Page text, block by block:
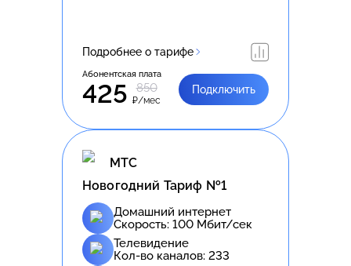
Подробнее о тарифе
Абонентская плата
425 850
₽/мес
Подключить
МТС
Новогодний Тариф №1
Домашний интернет
Скорость: 100 Мбит/сек
Телевидение
Кол-во каналов: 233